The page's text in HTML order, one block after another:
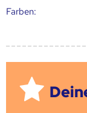
Farben: